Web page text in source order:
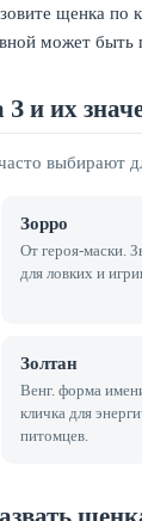
щенка по
может быть
и их
выбирают
Зорро
От героя-маски.
для ловких и
Золтан
Венг. форма
кличка для
питомцев.